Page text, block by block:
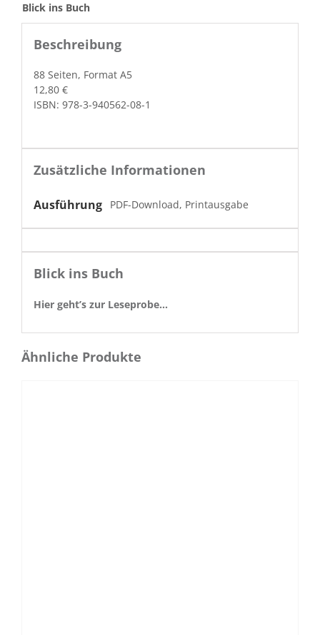
Blick ins Buch
Beschreibung
88 Seit­en, For­mat A5
12,80 €
ISBN: 978-3-940562-08-1
Zusätzliche Informationen
Ausführung PDF-Download, Printausgabe
Blick ins Buch
Hier geht’s zur Leseprobe…
Ähnliche Produkte